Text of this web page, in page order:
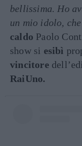
bellissima. Ho
un mio idolo,
caldo Paolo
show si esibì
vincitore
RaiUno.